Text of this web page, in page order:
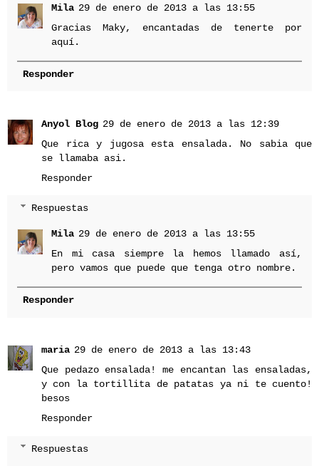
Mila 29 de enero de 2013 a las 13:55
Gracias Maky, encantadas de tenerte por
aquí.
Responder
Anyol Blog 29 de enero de 2013 a las 12:39
Que rica y jugosa esta ensalada. No sabia que
se llamaba asi.
Responder
Respuestas
Mila 29 de enero de 2013 a las 13:55
En mi casa siempre la hemos llamado así,
pero vamos que puede que tenga otro nombre.
Responder
maria 29 de enero de 2013 a las 13:43
Que pedazo ensalada! me encantan las ensaladas,
y con la tortillita de patatas ya ni te cuento!
besos
Responder
Respuestas